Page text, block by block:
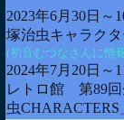
2023年6月30日
塚治虫キャラク
(初音むつなさんに情
2024年7月20日
レトロ館 第89回
虫